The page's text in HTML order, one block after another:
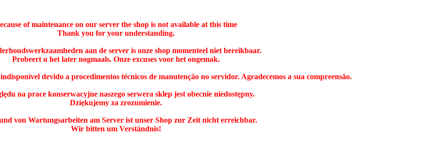
of maintenance on our server the shop is not available at this time
Thank you for your understanding.
aan de server is onze shop momenteel niet bereikbaar.
Probeert u het later nogmaals. Onze excuses voor het ongemak.
devido a procedimentos técnicos de manutenção no servidor. Agradecemos a sua compreensão.
na prace konserwacyjne naszego serwera sklep jest obecnie niedostępny.
Dziękujemy za zrozumienie.
von Wartungsarbeiten am Server ist unser Shop zur Zeit nicht erreichbar.
Wir bitten um Verständnis!